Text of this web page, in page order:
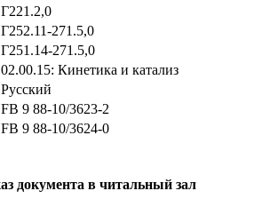
Г221.2,0
Г252.11-271.5,0
Г251.14-271.5,0
02.00.15: Кинетика и катализ
Русский
FB 9 88-10/3623-2
FB 9 88-10/3624-0
документа в читальный зал